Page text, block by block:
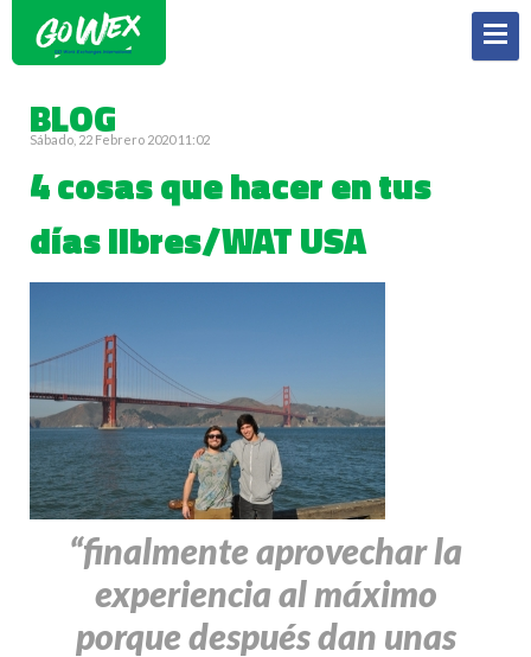
BLOG
Sábado, 22 Febrero 2020 11:02
4 cosas que hacer en tus
días libres/WAT USA
“finalmente aprovechar la
experiencia al máximo
porque después dan unas